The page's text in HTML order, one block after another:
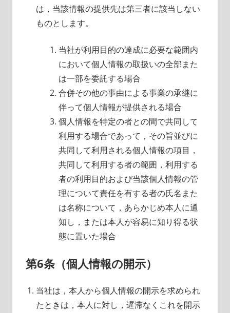
は，当該情報の提供先は第三者に該当しない
ものとします。
当社が利用目的の達成に必要な範囲内
において個人情報の取扱いの全部また
は一部を委託する場合
合併その他の事由による事業の承継に
伴って個人情報が提供される場合
個人情報を特定の者との間で共同して
利用する場合であって，その旨並びに
共同して利用される個人情報の項目，
共同して利用する者の範囲，利用する
者の利用目的および当該個人情報の管
理について責任を有する者の氏名また
は名称について，あらかじめ本人に通
知し，または本人が容易に知り得る状
態に置いた場合
第6条（個人情報の開示）
当社は，本人から個人情報の開示を求められ
たときは，本人に対し，遅滞なくこれを開示